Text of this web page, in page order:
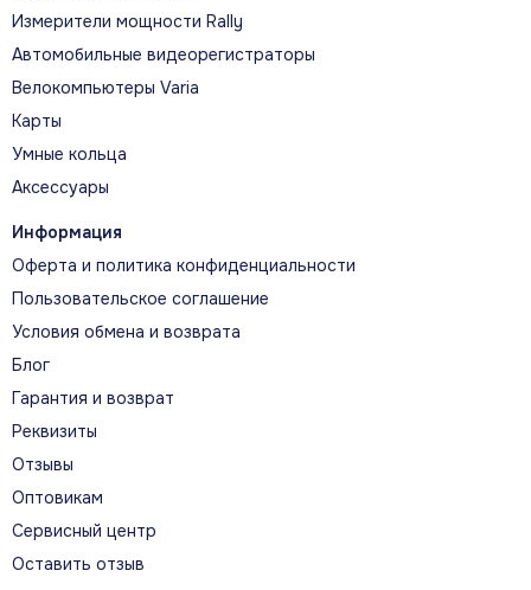
Измерители мощности Rally
Автомобильные видеорегистраторы
Велокомпьютеры Varia
Карты
Умные кольца
Аксессуары
Информация
Оферта и политика конфиденциальности
Пользовательское соглашение
Условия обмена и возврата
Блог
Гарантия и возврат
Реквизиты
Отзывы
Оптовикам
Сервисный центр
Оставить отзыв